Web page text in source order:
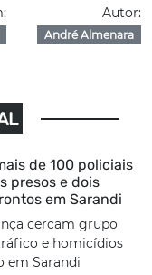
Autor:
André Almenara
de 100 policiais
presos e dois
em Sarandi
cercam grupo
e homicídios
em Sarandi